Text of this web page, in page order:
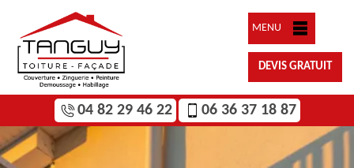
MENU
DEVIS GRATUIT
04 82 29 46 22 06 36 37 18 87